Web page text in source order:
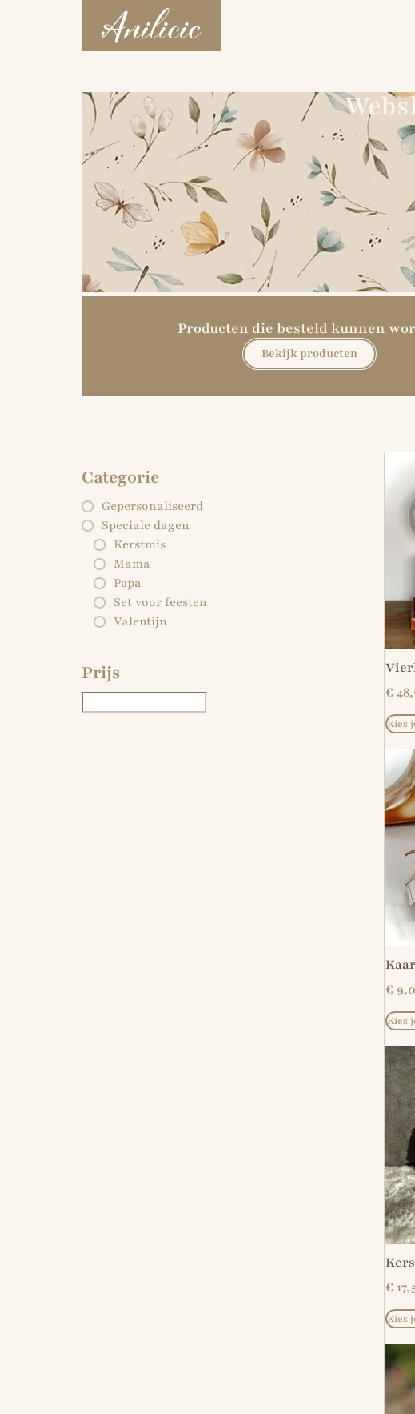
Producten die besteld kunnen
Bekijk producten
Categorie
Gepersonaliseerd
Speciale dagen
Kerstmis
Mama
Papa
Set voor feesten
Valentijn
Prijs
€
Kies
€
Kies
€
Kies